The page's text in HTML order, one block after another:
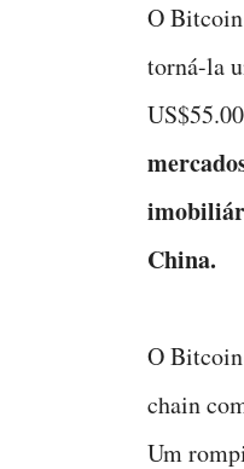
O
torná-la
China.
O
chain
Um